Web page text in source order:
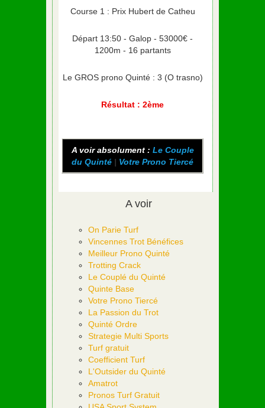
Course 1 : Prix Hubert de Catheu
Départ 13:50 - Galop - 53000€ -
1200m - 16 partants
Le GROS prono Quinté : 3 (O trasno)
Résultat : 2ème
A voir absolument : Le Couple
du Quinté | Votre Prono Tiercé
A voir
On Parie Turf
Vincennes Trot Bénéfices
Meilleur Prono Quinté
Trotting Crack
Le Couplé du Quinté
Quinte Base
Votre Prono Tiercé
La Passion du Trot
Quinté Ordre
Strategie Multi Sports
Turf gratuit
Coefficient Turf
L'Outsider du Quinté
Amatrot
Pronos Turf Gratuit